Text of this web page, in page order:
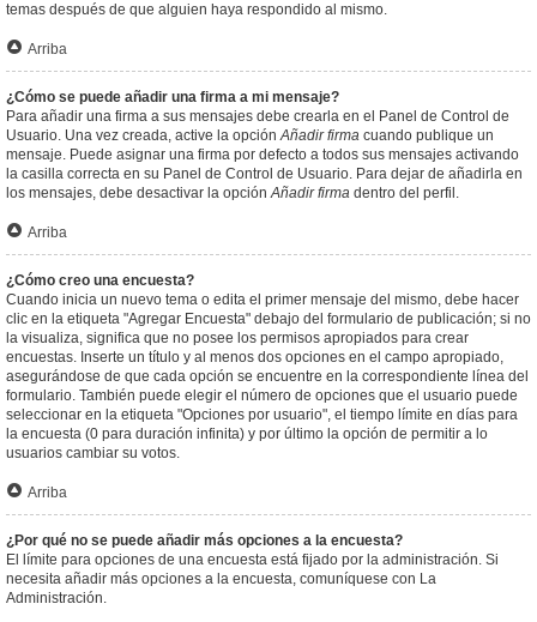
temas después de que alguien haya respondido al mismo.
Arriba
¿Cómo se puede añadir una firma a mi mensaje?
Para añadir una firma a sus mensajes debe crearla en el Panel de Control de
Usuario. Una vez creada, active la opciónAñadir firma cuando publique un
mensaje. Puede asignar una firma por defecto a todos sus mensajes activando
la casilla correcta en su Panel de Control de Usuario. Para dejar de añadirla en
los mensajes, debe desactivar la opciónAñadir firma dentro del perfil.
Arriba
¿Cómo creo una encuesta?
Cuando inicia un nuevo tema o edita el primer mensaje del mismo, debe hacer
clic en la etiqueta "Agregar Encuesta" debajo del formulario de publicación; si no
la visualiza, significa que no posee los permisos apropiados para crear
encuestas. Inserte un título y al menos dos opciones en el campo apropiado,
asegurándose de que cada opción se encuentre en la correspondiente línea del
formulario. También puede elegir el número de opciones que el usuario puede
seleccionar en la etiqueta "Opciones por usuario", el tiempo límite en días para
la encuesta (0 para duración infinita) y por último la opción de permitir a lo
usuarios cambiar su votos.
Arriba
¿Por qué no se puede añadir más opciones a la encuesta?
El límite para opciones de una encuesta está fijado por la administración. Si
necesita añadir más opciones a la encuesta, comuníquese con La
Administración.